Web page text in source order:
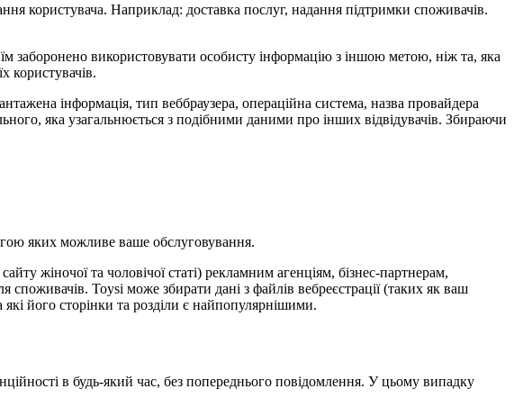
користувача. Наприклад: доставка послуг, надання підтримки споживачів.
заборонено використовувати особисту інформацію з іншою метою, ніж та, яка
користувачів.
інформація, тип веббраузера, операційна система, назва провайдера
яка узагальнюється з подібними даними про інших відвідувачів. Збираючи
яких можливе ваше обслуговування.
жіночої та чоловічої статі) рекламним агенціям, бізнес-партнерам,
Toysi може збирати дані з файлів вебреєстрації (таких як ваш
його сторінки та розділи є найпопулярнішими.
в будь-який час, без попереднього повідомлення. У цьому випадку